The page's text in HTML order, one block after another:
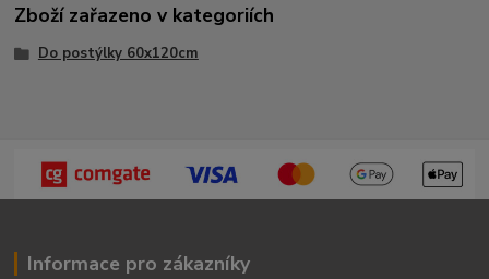
Zboží zařazeno v kategoriích
Do postýlky 60x120cm
Informace pro zákazníky